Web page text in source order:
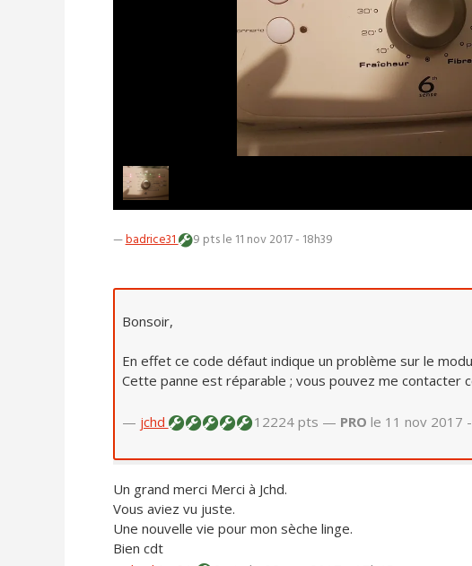
—badrice31 9 ptsle 11 nov 2017 - 18h39
Bonsoir,
En effet ce code défaut indique un problème sur le
Cette panne est réparable ; vous pouvez me contacter
— jchd 12224 pts — PRO le 11 nov 2017
Un grand merci Merci à Jchd.
Vous aviez vu juste.
Une nouvelle vie pour mon sèche linge.
Bien cdt